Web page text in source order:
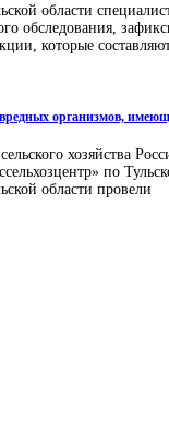
области
обследования,
которые
организмов,
хозяйства
по
области провели